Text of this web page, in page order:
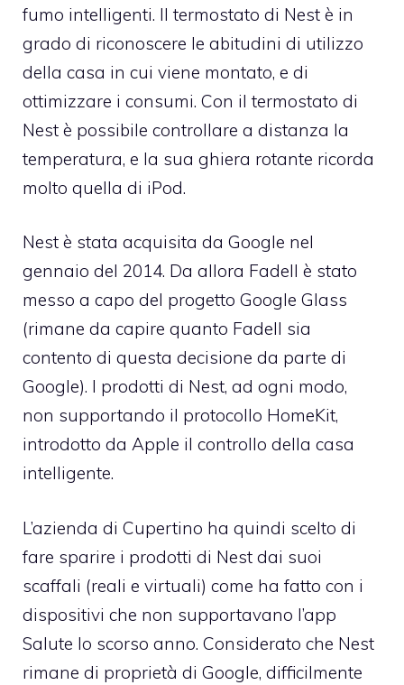
fumo intelligenti. Il termostato di Nest è in
grado di riconoscere le abitudini di utilizzo
della casa in cui viene montato, e di
ottimizzare i consumi. Con il termostato di
Nest è possibile controllare a distanza la
temperatura, e la sua ghiera rotante ricorda
molto quella di iPod.
Nest è stata acquisita da Google nel
gennaio del 2014. Da allora Fadell è stato
messo a capo del progetto Google Glass
(rimane da capire quanto Fadell sia
contento di questa decisione da parte di
Google). I prodotti di Nest, ad ogni modo,
non supportando il protocollo HomeKit,
introdotto da Apple il controllo della casa
intelligente.
L’azienda di Cupertino ha quindi scelto di
fare sparire i prodotti di Nest dai suoi
scaffali (reali e virtuali) come ha fatto con i
dispositivi che non supportavano l’app
Salute lo scorso anno. Considerato che Nest
rimane di proprietà di Google, difficilmente